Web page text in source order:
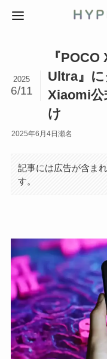
『
Ultra』に
Xiaomi公
け
2025
6/11
2025年6月4日 瀬名
記事には広告が含ま
す。